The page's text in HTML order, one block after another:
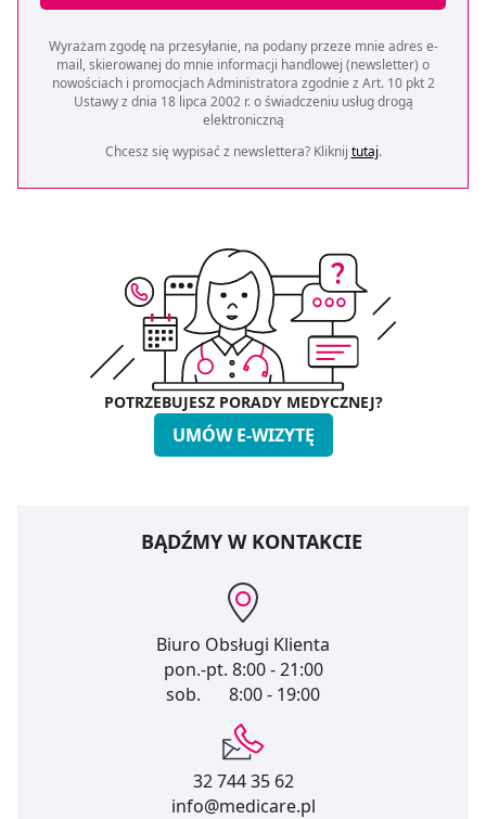
Wyrażam zgodę na przesyłanie, na podany przeze mnie adres e-
mail, skierowanej do mnie informacji handlowej (newsletter) o
nowościach i promocjach Administratora zgodnie z Art. 10 pkt 2
Ustawy z dnia 18 lipca 2002 r. o świadczeniu usług drogą
elektroniczną
Chcesz się wypisać z newslettera? Kliknij tutaj.
POTRZEBUJESZ PORADY MEDYCZNEJ?
UMÓW E-WIZYTĘ
BĄDŹMY W KONTAKCIE
Biuro Obsługi Klienta
pon.-pt. 8:00 - 21:00
sob.
8:00 - 19:00
32 744 35 62
info@medicare.pl